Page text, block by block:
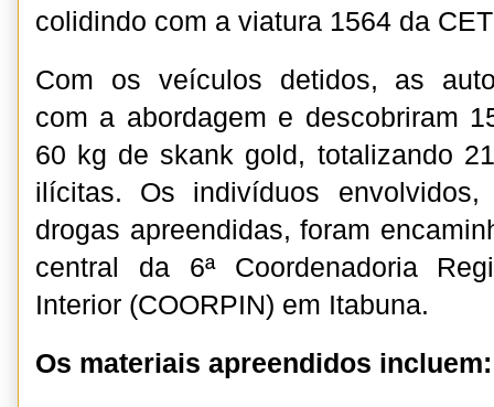
colidindo com a viatura 1564 da
Com os veículos detidos, as
com a abordagem e descobriram
60 kg de skank gold, totalizando
ilícitas. Os indivíduos
drogas apreendidas, foram
central da 6ª Coordenadoria
Interior (COORPIN) em Itabuna.
Os materiais apreendidos incluem: